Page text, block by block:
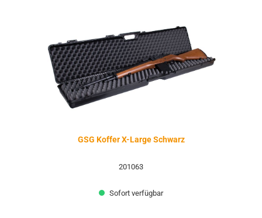
GSG Koffer X-Large Schwarz
201063
Sofort verfügbar